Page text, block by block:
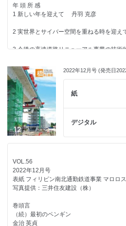
GISプラットフォーム開発
向井 鷹則/栗林 健一
第4回土木学会「かけはし賞」受賞講演の紹
ひ ろ ば
書 評 施工がわかるイラスト土木入門
石井 博典
書 評 渡りたい！くぐりたい！橋とトン
小林 寿子
外国語豆知識
モニターより
「橋梁と基礎」2月号を読んで
全方位カメラ昇降点検システムの開発と
WEBシステムを活用した支承，伸縮装置等
鉄道の橋梁・高架橋の基礎，橋台の地震被
神田 政幸/佐名川 太亮
液状化地盤にある既設橋の耐震性能評価手
川中島 寛幸/佐名川 太亮
本州四国連絡橋 海中基礎の防食
森山 彰/北村 岳伸/本郷 誠人
東北最大級の平面交差点の立体化事業を支
─ 下部工と基礎工事における BIM/CIMの活
辻 良昭/松原 陽一/對馬 聡/三浦 慎二郎/相
劉 澤典/中村 友洋/中野 浩之/小林 信男/原
連載企画
浮世絵を彩った橋
紅林 章央
年 頭 所 感
1 新しい年を迎えて 丹羽 克彦
2 実世界とサイバー空間を重ねる時を迎
3 今後の高速道路リニューアル事業の技
4 次の四半世紀への挑戦（明石海峡大橋
5 技術とスキル 吉田 昭仁
6 ものづくりに携わるものとして 中満 光
7 持続的な橋梁技術者の確保・育成 野本
報 告
長支間曲線桁の急速送出し架設－東海環状
追 悼
故 川田忠樹博士を偲んで 伊藤 學
南阿蘇鉄道第一白川橋梁の被災状況と復興
小原 淳一/川畑 宏志/横山 秀喜/津留 恒誉/中
2022年12月号 (発売日
紙
デジタル
VOL.56
2022年12月号
表紙 フィリピン南北通勤鉄道事業 マロロ
写真提供：三井住友建設（株）
巻頭言
（続）最初のペンギン
金治 英貞